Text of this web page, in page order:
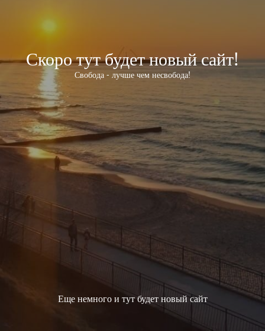
Скоро тут будет новый сайт!
Свобода - лучше чем несвобода!
Еще немного и тут будет новый сайт